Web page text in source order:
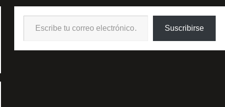
Suscribirse